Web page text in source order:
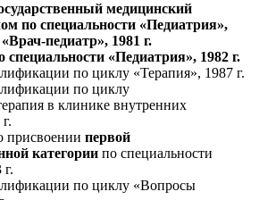
медицинский
по специальности «Педиатрия»,
педиатр», 1981 г.
специальности «Педиатрия», 1982 г.
по циклу «Терапия», 1987 г.
по циклу
в клинике внутренних
присвоении первой
категории по специальности
по циклу «Вопросы